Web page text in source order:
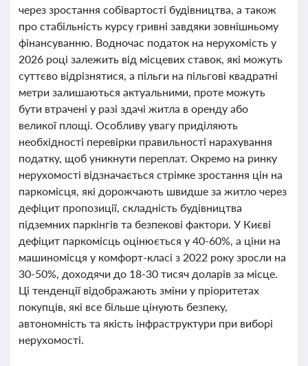
через зростання собівартості будівництва, а також
про стабільність курсу гривні завдяки зовнішньому
фінансуванню. Водночас податок на нерухомість у
2026 році залежить від місцевих ставок, які можуть
суттєво відрізнятися, а пільги на пільгові квадратні
метри залишаються актуальними, проте можуть
бути втрачені у разі здачі житла в оренду або
великої площі. Особливу увагу приділяють
необхідності перевірки правильності нарахування
податку, щоб уникнути переплат. Окремо на ринку
нерухомості відзначається стрімке зростання цін на
паркомісця, які дорожчають швидше за житло через
дефіцит пропозиції, складність будівництва
підземних паркінгів та безпекові фактори. У Києві
дефіцит паркомісць оцінюється у 40-60%, а ціни на
машиномісця у комфорт-класі з 2022 року зросли на
30-50%, доходячи до 18-30 тисяч доларів за місце.
Ці тенденції відображають зміни у пріоритетах
покупців, які все більше цінують безпеку,
автономність та якість інфраструктури при виборі
нерухомості.